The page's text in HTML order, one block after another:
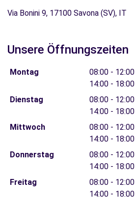
Via Bonini 9, 17100 Savona (SV), IT
Unsere Öffnungszeiten
Montag
08:00 - 12:00
14:00 - 18:00
Dienstag
08:00 - 12:00
14:00 - 18:00
Mittwoch
08:00 - 12:00
14:00 - 18:00
Donnerstag
08:00 - 12:00
14:00 - 18:00
Freitag
08:00 - 12:00
14:00 - 18:00